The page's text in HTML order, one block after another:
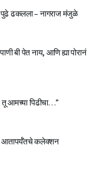
पुढे ढकलला – नागराज मंजुळे
बी पेत नाय, आणि ह्या पोरानं
आमच्या पिढीचा…”
आतापर्यँतचे कलेक्शन